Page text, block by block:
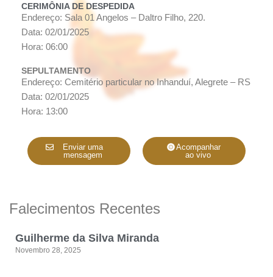
CERIMÔNIA DE DESPEDIDA
Endereço: Sala 01 Angelos – Daltro Filho, 220.
Data: 02/01/2025
Hora: 06:00
SEPULTAMENTO
Endereço: Cemitério particular no Inhanduí, Alegrete – RS
Data: 02/01/2025
Hora: 13:00
Enviar uma
mensagem
Acompanhar
ao vivo
Falecimentos Recentes
Guilherme da Silva Miranda
Novembro 28, 2025